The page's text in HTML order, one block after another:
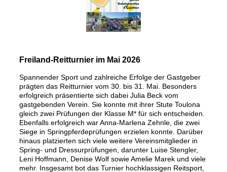
Freiland-Reitturnier im Mai 2026
Spannender Sport und zahlreiche Erfolge der Gastgeber
prägten das Reitturnier vom 30. bis 31. Mai. Besonders
erfolgreich präsentierte sich dabei Julia Beck vom
gastgebenden Verein. Sie konnte mit ihrer Stute Toulona
gleich zwei Prüfungen der Klasse M* für sich entscheiden.
Ebenfalls erfolgreich war Anna-Marlena Zehnle, die zwei
Siege in Springpferdeprüfungen erzielen konnte. Darüber
hinaus platzierten sich viele weitere Vereinsmitglieder in
Spring- und Dressurprüfungen, darunter Luise Stengler,
Leni Hoffmann, Denise Wolf sowie Amelie Marek und viele
mehr. Insgesamt bot das Turnier hochklassigen Reitsport,